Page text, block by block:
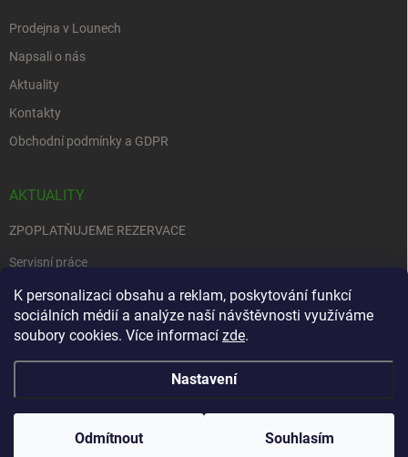
K personalizaci obsahu a reklam, poskytování funkcí
sociálních médií a analýze naší návštěvnosti využíváme
soubory cookies. Více informací zde.
Nastavení
Odmítnout Souhlasím
Prodejna v Lounech
Napsali o nás
Aktuality
Kontakty
Obchodní podmínky a GDPR
AKTUALITY
ZPOPLATŇUJEME REZERVACE
Servisní práce
EDENRED
Nemůžete se rozhodnout….
Copyright 2026Zbraně na objednávku. Všechna práva vyhrazena.Upravit